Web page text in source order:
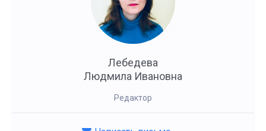
Лебедева
Людмила Ивановна
Редактор